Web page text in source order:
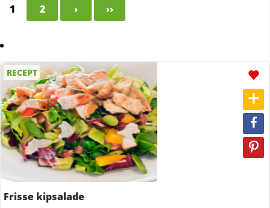
1 2 › ››
RECEPT
Frisse kipsalade